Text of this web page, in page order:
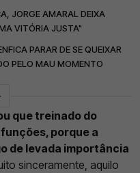
JORGE AMARAL DEIXA
VITÓRIA JUSTA"
PARAR DE SE QUEIXAR
PELO MAU MOMENTO
que treinado do
porque a
de levada importância
sinceramente, aquilo